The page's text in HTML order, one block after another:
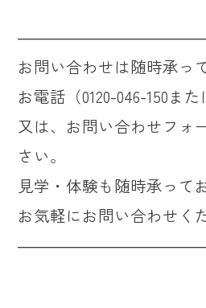
お問い合わせは随時承っ
お電話（0120-046-150また
又は、お問い合わせフォ
さい。
見学・体験も随時承って
お気軽にお問い合わせく